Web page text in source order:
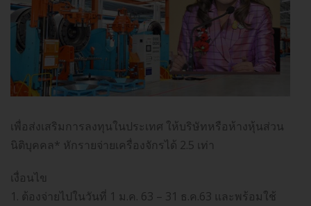
เพื่อส่งเสริมการลงทุนในประเทศ ให้บริษัทหรือห้างหุ้นส่วน
นิติบุคคล* หักรายจ่ายเครื่องจักรได้ 2.5 เท่า
เงื่อนไข
1. ต้องจ่ายไปในวันที่ 1 ม.ค. 63 – 31 ธ.ค.63 และพร้อมใช้